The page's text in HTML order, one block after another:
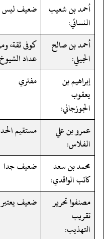
أحمد بن شعيب
النسائي:
ضعيف ليس
أحمد بن صالح
الجيلي:
كوفى ثقة،
عداد الشيوخ
إبراهيم بن
يعقوب
الجوزجاني:
مفتري
عمرو بن علي
الفلاس:
مستقيم
محمد بن سعد
كاتب الواقدي:
ضعيف جدا
مصنفوا تحرير
تقريب
التهذيب:
ضعيف